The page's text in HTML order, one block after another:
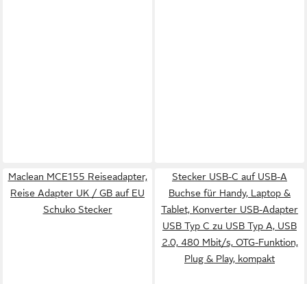
Maclean MCE155 Reiseadapter,
Reise Adapter UK / GB auf EU
Schuko Stecker
Stecker USB-C auf USB-A
Buchse für Handy, Laptop &
Tablet, Konverter USB-Adapter
USB Typ C zu USB Typ A, USB
2.0, 480 Mbit/s, OTG-Funktion,
Plug & Play, kompakt